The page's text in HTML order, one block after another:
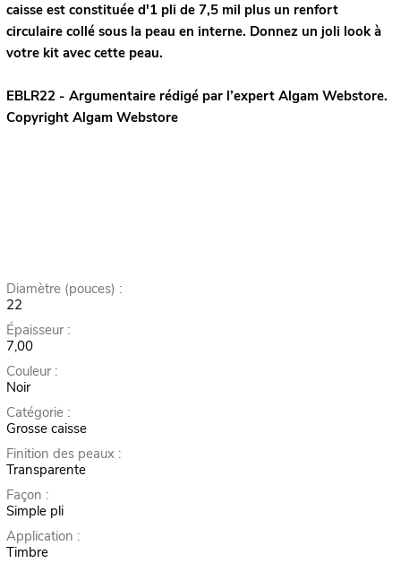
caisse est constituée d'1 pli de 7,5 mil plus un renfort
circulaire collé sous la peau en interne. Donnez un joli look à
votre kit avec cette peau.
EBLR22 - Argumentaire rédigé par l’expert Algam Webstore.
Copyright Algam Webstore
Diamètre (pouces) :
22
Épaisseur :
7,00
Couleur :
Noir
Catégorie :
Grosse caisse
Finition des peaux :
Transparente
Façon :
Simple pli
Application :
Timbre